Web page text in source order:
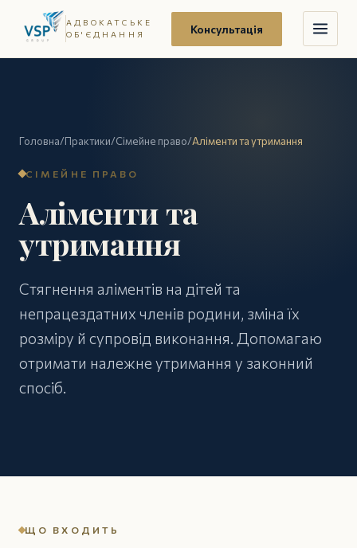
АДВОКАТСЬКЕ
ОБ'ЄДНАННЯ
Консультація
Головна/Практики/Сімейне право/Аліменти та утримання
СІМЕЙНЕ ПРАВО
Аліменти та
утримання
Стягнення аліментів на дітей та
непрацездатних членів родини, зміна їх
розміру й супровід виконання. Допомагаю
отримати належне утримання у законний
спосіб.
ЩО ВХОДИТЬ